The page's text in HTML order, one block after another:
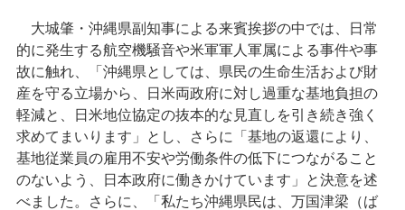
大城肇・沖縄県副知事による来賓挨拶の中では、日常
的に発生する航空機騒音や米軍軍人軍属による事件や事
故に触れ、「沖縄県としては、県民の生命生活および財
産を守る立場から、日米両政府に対し過重な基地負担の
軽減と、日米地位協定の抜本的な見直しを引き続き強く
求めてまいります」とし、さらに「基地の返還により、
基地従業員の雇用不安や労働条件の低下につながること
のないよう、日本政府に働きかけています」と決意を述
べました。さらに、「私たち沖縄県民は、万国津梁（ば